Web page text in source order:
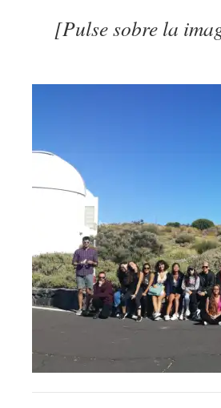
[Pulse sobre la